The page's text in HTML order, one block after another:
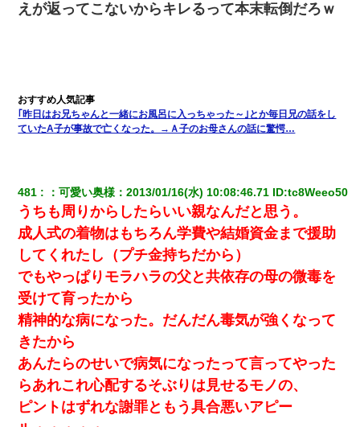
えが返ってこないからキレるって本末転倒だろｗ
｢昨日はお兄ちゃんと一緒にお風呂に入っちゃった～｣とか毎日兄の話をし
ていたA子が事故で亡くなった。→Ａ子のお母さんの話に驚愕…
481 ：可愛い奥様 ：2013/01/16(水) 10:08:46.71 ID:tc8Weeo50
うちも周りからしたらいい親なんだと思う。
成人式の着物はもちろん学費や結婚資金まで援助
してくれたし（プチ金持ちだから）
でもやっぱりモラハラの父と共依存の母の微毒を
受けて育ったから
精神的な病になった。だんだん毒気が強くなって
きたから
あんたらのせいで病気になったって言ってやった
らあれこれ心配するそぶりは見せるモノの、
ピントはずれな謝罪ともう具合悪いアピー